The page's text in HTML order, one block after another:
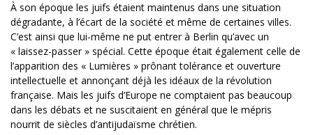
À son époque les juifs étaient maintenus dans une situation
dégradante, à l’écart de la société et même de certaines villes.
C’est ainsi que lui-même ne put entrer à Berlin qu’avec un
« laissez-passer » spécial. Cette époque était également celle de
l’apparition des « Lumières » prônant tolérance et ouverture
intellectuelle et annonçant déjà les idéaux de la révolution
française. Mais les juifs d’Europe ne comptaient pas beaucoup
dans les débats et ne suscitaient en général que le mépris
nourrit de siècles d’antijudaïsme chrétien.